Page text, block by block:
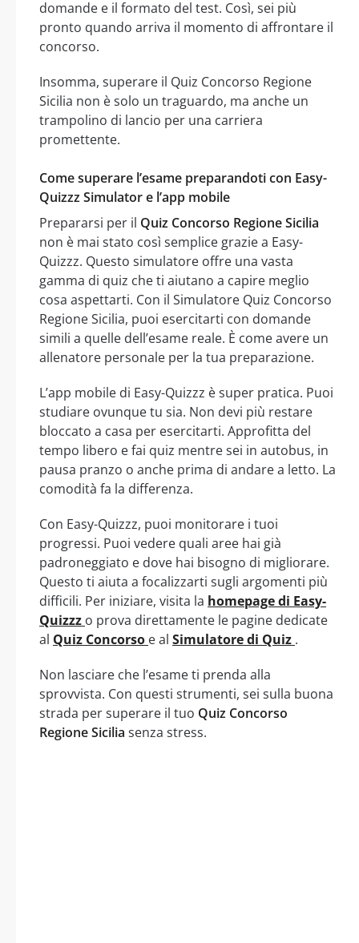
domande e il formato del test. Così, sei più
pronto quando arriva il momento di affrontare il
concorso.
Insomma, superare il Quiz Concorso Regione
Sicilia non è solo un traguardo, ma anche un
trampolino di lancio per una carriera
promettente.
Come superare l’esame preparandoti con Easy-
Quizzz Simulator e l’app mobile
Prepararsi per il Quiz Concorso Regione Sicilia
non è mai stato così semplice grazie a Easy-
Quizzz. Questo simulatore offre una vasta
gamma di quiz che ti aiutano a capire meglio
cosa aspettarti. Con il Simulatore Quiz Concorso
Regione Sicilia, puoi esercitarti con domande
simili a quelle dell’esame reale. È come avere un
allenatore personale per la tua preparazione.
L’app mobile di Easy-Quizzz è super pratica. Puoi
studiare ovunque tu sia. Non devi più restare
bloccato a casa per esercitarti. Approfitta del
tempo libero e fai quiz mentre sei in autobus, in
pausa pranzo o anche prima di andare a letto. La
comodità fa la differenza.
Con Easy-Quizzz, puoi monitorare i tuoi
progressi. Puoi vedere quali aree hai già
padroneggiato e dove hai bisogno di migliorare.
Questo ti aiuta a focalizzarti sugli argomenti più
difficili. Per iniziare, visita la homepage di Easy-
Quizzz o prova direttamente le pagine dedicate
al Quiz Concorso e al Simulatore di Quiz .
Non lasciare che l’esame ti prenda alla
sprovvista. Con questi strumenti, sei sulla buona
strada per superare il tuo Quiz Concorso
Regione Sicilia senza stress.